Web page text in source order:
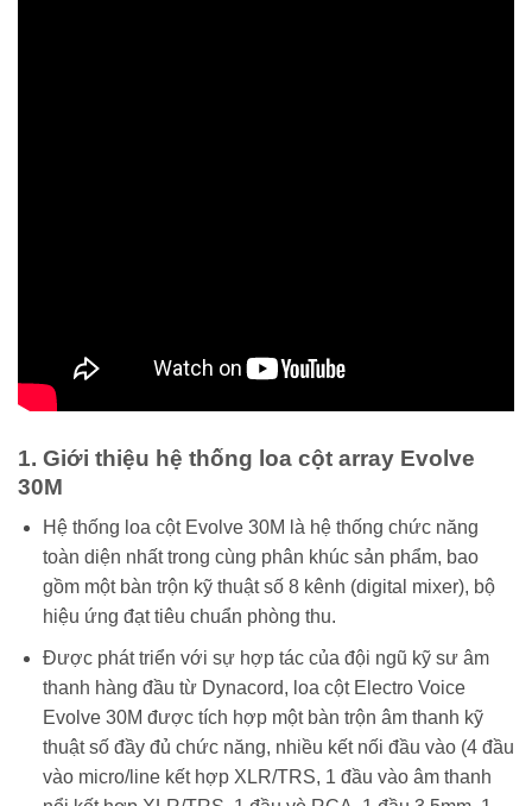
1. Giới thiệu hệ thống loa cột array Evolve
30M
Hệ thống loa cột Evolve 30M là hệ thống chức năng
toàn diện nhất trong cùng phân khúc sản phẩm, bao
gồm một bàn trộn kỹ thuật số 8 kênh (digital mixer), bộ
hiệu ứng đạt tiêu chuẩn phòng thu.
Được phát triển với sự hợp tác của đội ngũ kỹ sư âm
thanh hàng đầu từ Dynacord, loa cột Electro Voice
Evolve 30M được tích hợp một bàn trộn âm thanh kỹ
thuật số đầy đủ chức năng, nhiều kết nối đầu vào (4 đầu
vào micro/line kết hợp XLR/TRS, 1 đầu vào âm thanh